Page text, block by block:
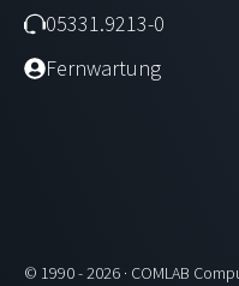
05331.9213-0
Fernwartung
© 1990 - 2026 · COMLAB